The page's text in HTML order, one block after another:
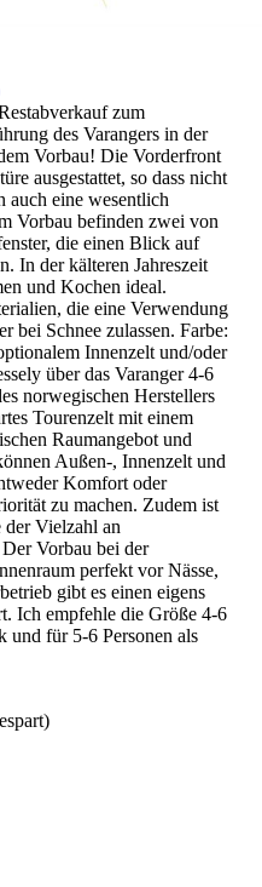
zum
des Varangers in der
Vorbau! Die Vorderfront
ausgestattet, so dass nicht
auch eine wesentlich
Vorbau befinden zwei von
die einen Blick auf
In der kälteren Jahreszeit
und Kochen ideal.
die eine Verwendung
bei Schnee zulassen. Farbe:
Innenzelt und/oder
über das Varanger 4-6
norwegischen Herstellers
Tourenzelt mit einem
Raumangebot und
Außen-, Innenzelt und
Komfort oder
zu machen. Zudem ist
der Vielzahl an
Vorbau bei der
perfekt vor Nässe,
gibt es einen eigens
Ich empfehle die Größe 4-6
und für 5-6 Personen als